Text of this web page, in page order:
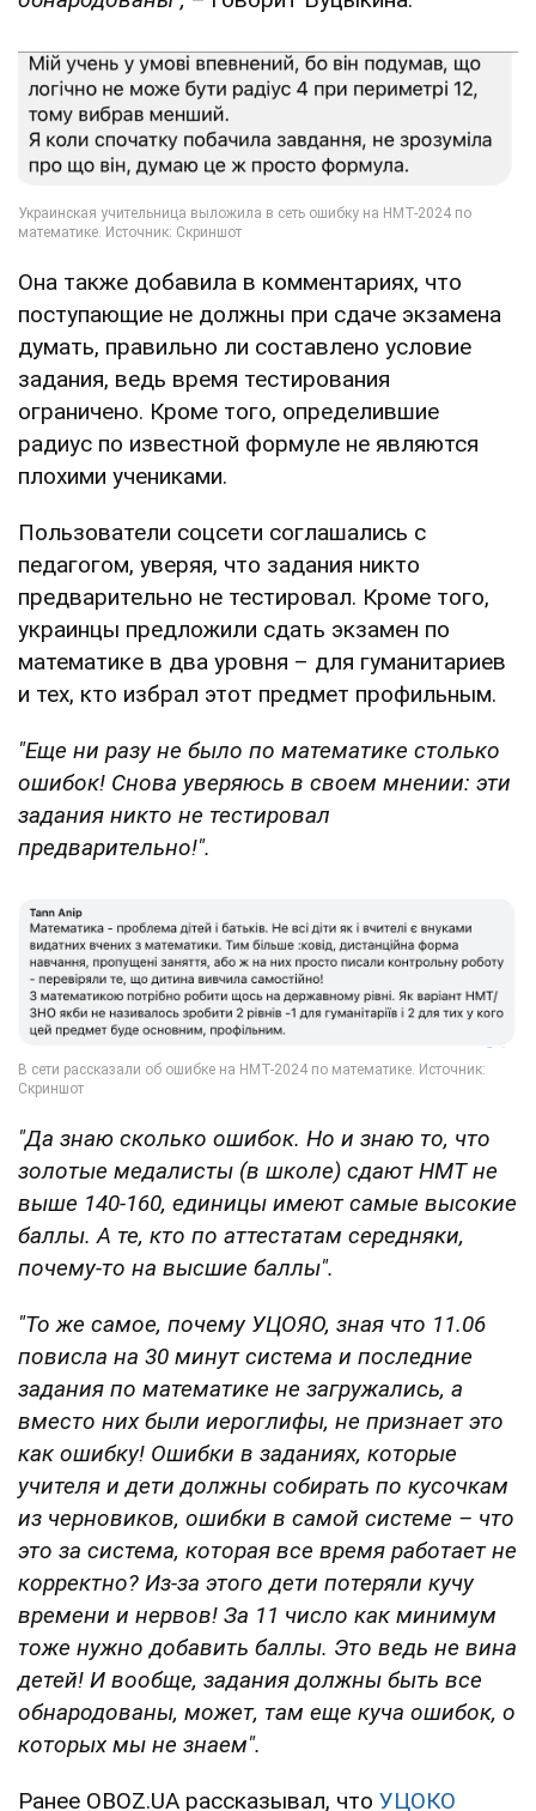
Она также добавила в комментариях, что
поступающие не должны при сдаче экзамена
думать, правильно ли составлено условие
задания, ведь время тестирования
ограничено. Кроме того, определившие
радиус по известной формуле не являются
плохими учениками.
Пользователи соцсети соглашались с
педагогом, уверяя, что задания никто
предварительно не тестировал. Кроме того,
украинцы предложили сдать экзамен по
математике в два уровня – для гуманитариев
и тех, кто избрал этот предмет профильным.
"Еще ни разу не было по математике столько
ошибок! Снова уверяюсь в своем мнении: эти
задания никто не тестировал
предварительно!".
"Да знаю сколько ошибок. Но и знаю то, что
золотые медалисты (в школе) сдают НМТ не
выше 140-160, единицы имеют самые высокие
баллы. А те, кто по аттестатам середняки,
почему-то на высшие баллы".
"То же самое, почему УЦОЯО, зная что 11.06
повисла на 30 минут система и последние
задания по математике не загружались, а
вместо них были иероглифы, не признает это
как ошибку! Ошибки в заданиях, которые
учителя и дети должны собирать по кусочкам
из черновиков, ошибки в самой системе – что
это за система, которая все время работает не
корректно? Из-за этого дети потеряли кучу
времени и нервов! За 11 число как минимум
тоже нужно добавить баллы. Это ведь не вина
детей! И вообще, задания должны быть все
обнародованы, может, там еще куча ошибок, о
которых мы не знаем".
Ранее OBOZ.UA рассказывал, что УЦОКО